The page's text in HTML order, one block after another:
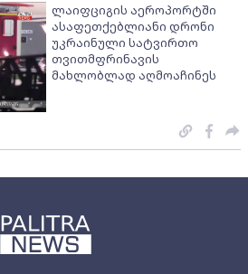
ლაიფციგის აეროპორტში
ასაფეთქებლიანი დრონი
უკრაინული სატვირთო
თვითმფრინავის
მახლობლად აღმოაჩინეს